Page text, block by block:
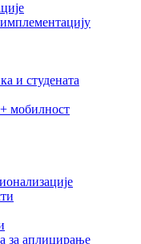
и студената
мобилност
за аплицирање